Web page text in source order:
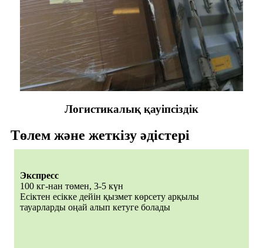
Логистикалық қауіпсіздік
Төлем және жеткізу әдістері
Экспресс
100 кг-нан төмен, 3-5 күн
Есіктен есікке дейін қызмет көрсету арқылы
тауарларды оңай алып кетуге болады